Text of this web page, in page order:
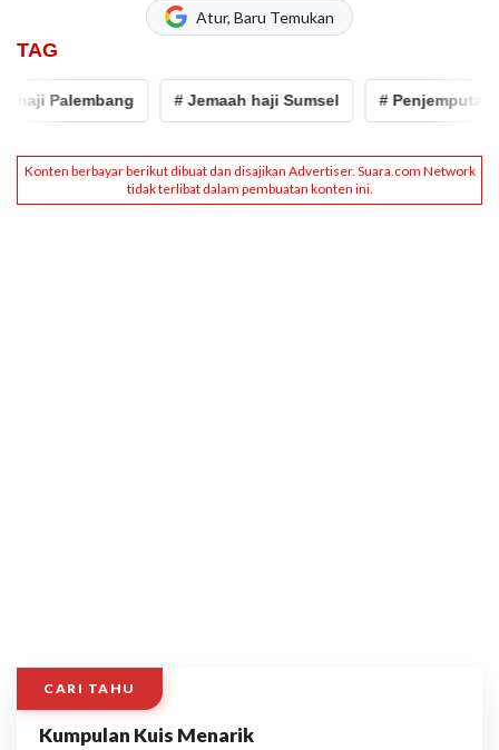
Atur, Baru Temukan
TAG
# Jemaah haji Sumsel # Penjemputan
CARI TAHU
Kumpulan Kuis Menarik